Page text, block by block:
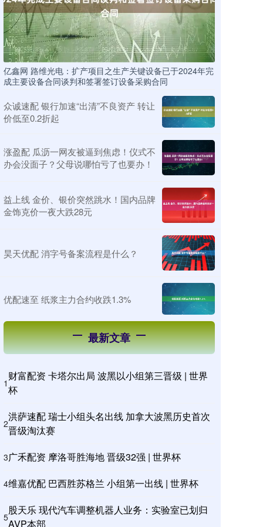
亿鑫网 路维光电：扩产项目之生产关键设备已于2024年完
成主要设备合同谈判和签署签订设备采购合同
众诚速配 银行加速“出清”不良资产 转让
价低至0.2折起
涨盈配 瓜沥一网友被逼到焦虑！仪式不
办会没面子？父母说哪怕亏了也要办！
益上线 金价、银价突然跳水！国内品牌
金饰克价一夜大跌28元
昊天优配 消字号备案流程是什么？
优配速至 纸浆主力合约收跌1.3%
最新文章
1
财富配资 卡塔尔出局 波黑以小组第三晋级 | 世界
杯
2
洪萨速配 瑞士小组头名出线 加拿大波黑历史首次
晋级淘汰赛
3广禾配资 摩洛哥胜海地 晋级32强 | 世界杯
4维嘉优配 巴西胜苏格兰 小组第一出线 | 世界杯
5
股天乐 现代汽车调整机器人业务：实验室已划归
AVP本部